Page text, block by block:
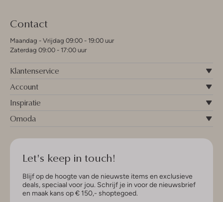
Contact
Maandag - Vrijdag 09:00 - 19:00 uur
Zaterdag 09:00 - 17:00 uur
Klantenservice
Account
Inspiratie
Omoda
Let's keep in touch!
Blijf op de hoogte van de nieuwste items en exclusieve
deals, speciaal voor jou. Schrijf je in voor de nieuwsbrief
en maak kans op € 150,- shoptegoed.